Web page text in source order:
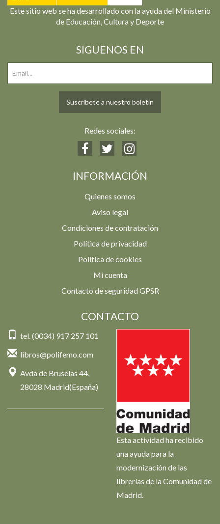
Este sitio web se ha desarrollado con la ayuda del Ministerio
de Educación, Cultura y Deporte
SIGUENOS EN
Suscríbete a nuestro boletín
Redes sociales:
INFORMACIÓN
Quienes somos
Aviso legal
Condiciones de contratación
Política de privacidad
Política de cookies
Mi cuenta
Contacto de seguridad GPSR
CONTACTO
tel. (0034) 917 257 101
libros@polifemo.com
Avda de Bruselas 44,
28028 Madrid(España)
Esta actividad ha recibido
una ayuda para la
modernización de las
librerías de la Comunidad de
Madrid.